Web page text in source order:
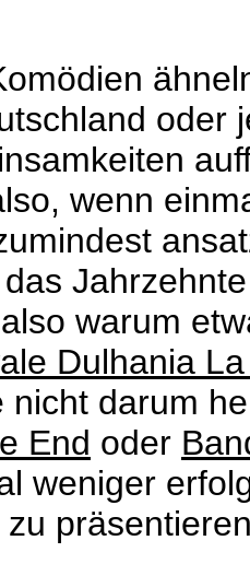
oder
wenn
warum
Dulhania
nicht darum
End oder
weniger